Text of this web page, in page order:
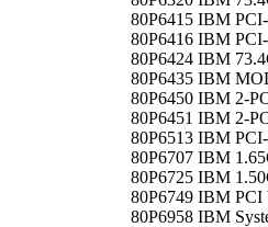
80P6415 IBM
80P6416 IBM
80P6424 IBM
80P6435 IBM
80P6450 IBM 2-
80P6451 IBM 2-
80P6513 IBM
80P6707 IBM
80P6725 IBM
80P6749 IBM PCI
80P6958 IBM